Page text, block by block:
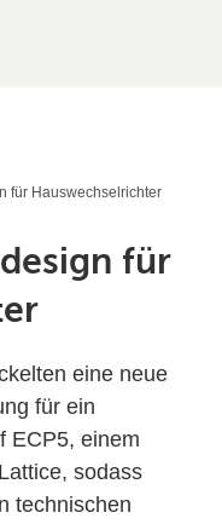
für Hauswechselrichter
für
eine neue
für ein
ECP5, einem
sodass
technischen